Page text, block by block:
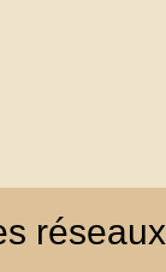
réseaux